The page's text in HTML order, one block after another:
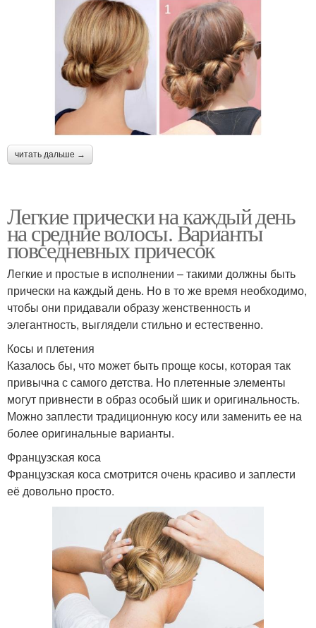
читать дальше →
Легкие прически на каждый день
на средние волосы. Варианты
повседневных причесок
Легкие и простые в исполнении – такими должны быть
прически на каждый день. Но в то же время необходимо,
чтобы они придавали образу женственность и
элегантность, выглядели стильно и естественно.
Косы и плетения
Казалось бы, что может быть проще косы, которая так
привычна с самого детства. Но плетенные элементы
могут привнести в образ особый шик и оригинальность.
Можно заплести традиционную косу или заменить ее на
более оригинальные варианты.
Французская коса
Французская коса смотрится очень красиво и заплести
её довольно просто.